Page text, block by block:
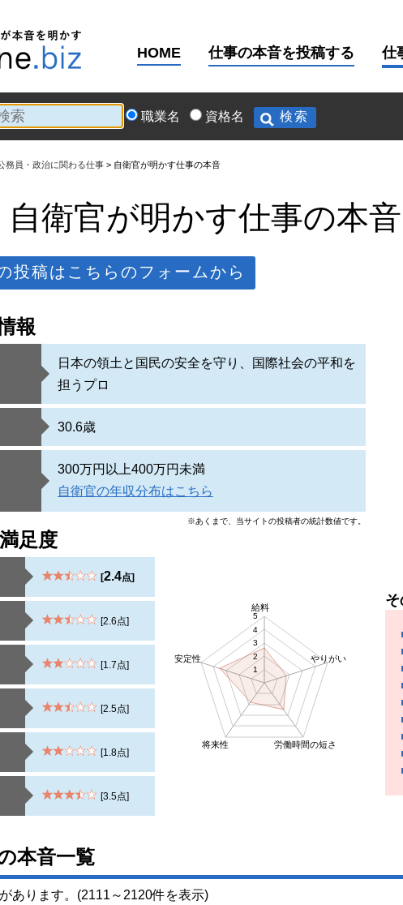
HOME 仕事の本音を投稿する 仕
職業名 資格名
務員・政治に関わる仕事 自衛官が明かす仕事の本音
自衛官が明かす仕事の本音
投稿はこちらのフォームから
報
日本の領土と国民の安全を守り、国際社会の平和を
担うプロ
30.6歳
300万円以上400万円未満
自衛官の年収分布はこちら
※あくまで、当サイトの投稿者の統計数値です。
足度
[2.4点]
1
2
3
4
5
給料
やりがい
労働時間の短さ
将来性
安定性
[2.6点]
[1.7点]
[2.5点]
[1.8点]
[3.5点]
本音一覧
あります。(2111～2120件を表示)